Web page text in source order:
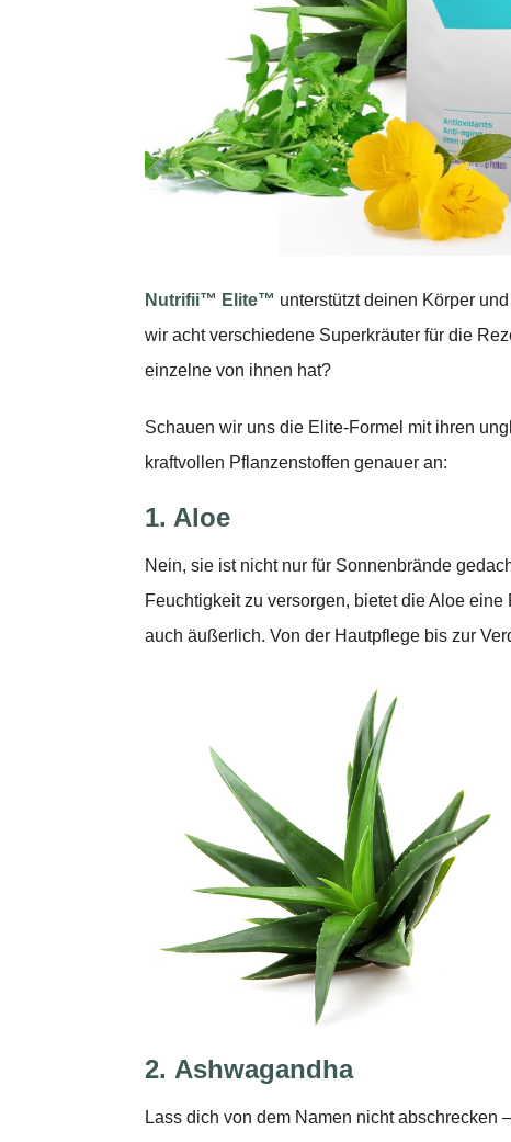
Nutrifii™ Elite™ unterstützt deinen Körper
wir acht verschiedene Superkräuter für die
einzelne von ihnen hat?
Schauen wir uns die Elite-Formel mit ihren
kraftvollen Pflanzenstoffen genauer an:
1. Aloe
Nein, sie ist nicht nur für Sonnenbrände
Feuchtigkeit zu versorgen, bietet die Aloe
auch äußerlich. Von der Hautpflege bis zur
2. Ashwagandha
Lass dich von dem Namen nicht abschrecken